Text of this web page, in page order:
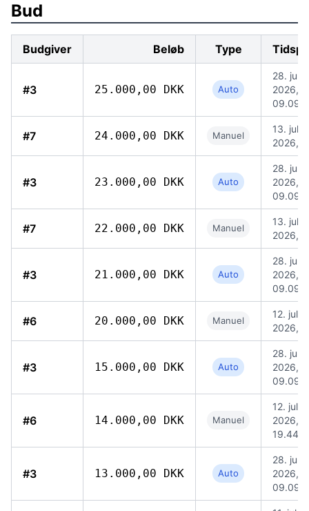
Bud
Budgiver Beløb Type
#3 25.000,00 DKK Auto
28. jun.
2026,
09.09
#7 24.000,00 DKK Manuel
13. jul.
2026,
#3 23.000,00 DKK Auto
28. jun.
2026,
09.09
#7 22.000,00 DKK Manuel
13. jul.
2026,
#3 21.000,00 DKK Auto
28. jun.
2026,
09.09
#6 20.000,00 DKK Manuel
12. jul.
2026,
#3 15.000,00 DKK Auto
28. jun.
2026,
09.09
#6 14.000,00 DKK Manuel
12. jul.
2026,
19.44
#3 13.000,00 DKK Auto
28. jun.
2026,
09.09